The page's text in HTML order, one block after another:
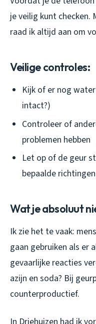
je veilig kunt checken.
raad ik altijd aan om
Veilige controles:
Kijk of er nog
intact?)
Controleer of
problemen hebben
Let op of de geur
bepaalde richtingen
Wat je absoluut
Ik zie het te vaak:
gaan gebruiken als er
gevaarlijke reacties
azijn en soda? Bij
counterproductief.